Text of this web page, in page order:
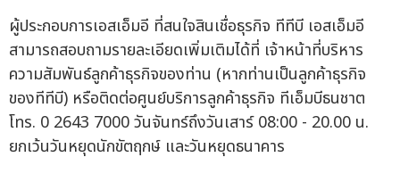
ผู้ประกอบการเอสเอ็มอี ที่สนใจสินเชื่อธุรกิจ ทีทีบี เอสเอ็มอี
สามารถสอบถามรายละเอียดเพิ่มเติมได้ที่ เจ้าหน้าที่บริหาร
ความสัมพันธ์ลูกค้าธุรกิจของท่าน (หากท่านเป็นลูกค้าธุรกิจ
ของทีทีบี) หรือติดต่อศูนย์บริการลูกค้าธุรกิจ ทีเอ็มบีธนชาต
โทร. 0 2643 7000 วันจันทร์ถึงวันเสาร์ 08:00 - 20.00 น.
ยกเว้นวันหยุดนักขัตฤกษ์ และวันหยุดธนาคาร